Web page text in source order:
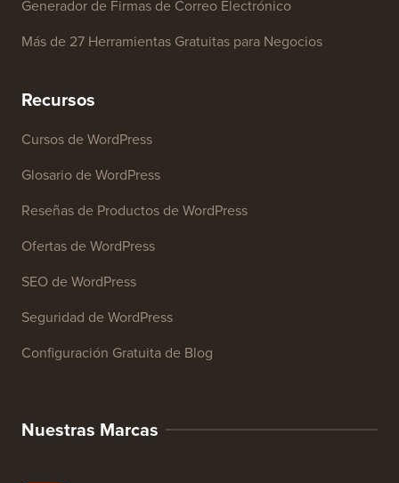
Generador de Firmas de Correo Electrónico
Más de 27 Herramientas Gratuitas para Negocios
Recursos
Cursos de WordPress
Glosario de WordPress
Reseñas de Productos de WordPress
Ofertas de WordPress
SEO de WordPress
Seguridad de WordPress
Configuración Gratuita de Blog
Nuestras Marcas